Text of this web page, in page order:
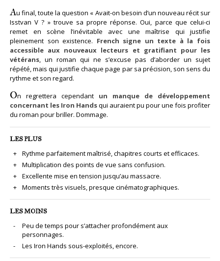
Au final, toute la question « Avait-on besoin d’un nouveau récit sur
Isstvan V ? » trouve sa propre réponse. Oui, parce que celui-ci
remet en scène l’inévitable avec une maîtrise qui justifie
pleinement son existence. French signe un texte à la fois
accessible aux nouveaux lecteurs et gratifiant pour les
vétérans, un roman qui ne s’excuse pas d’aborder un sujet
répété, mais qui justifie chaque page par sa précision, son sens du
rythme et son regard.
On regrettera cependant un manque de développement
concernant les Iron Handsqui auraient pu pour une fois profiter
du roman pour briller. Dommage.
LES PLUS
Rythme parfaitement maîtrisé, chapitres courts et efficaces.
Multiplication des points de vue sans confusion.
Excellente mise en tension jusqu’au massacre.
Moments très visuels, presque cinématographiques.
LES MOINS
Peu de temps pour s’attacher profondément aux
personnages.
Les Iron Hands sous-exploités, encore.